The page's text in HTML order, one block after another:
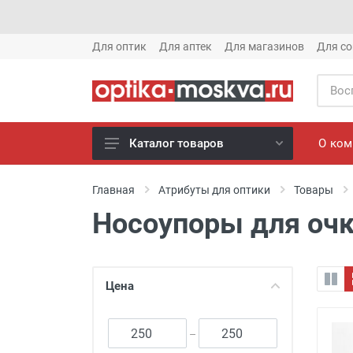
Для оптик Для аптек Для магазинов Для
Готовые очки (3769)
Известные бренды (212)
Каталог товаров О
Главная Атрибуты для оптики Товары
Носоупоры для
Цена
–